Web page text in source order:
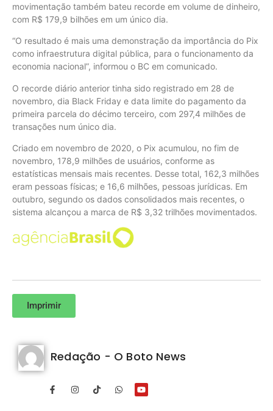
movimentação também bateu recorde em volume de dinheiro,
com R$ 179,9 bilhões em um único dia.
“O resultado é mais uma demonstração da importância do Pix
como infraestrutura digital pública, para o funcionamento da
economia nacional”, informou o BC em comunicado.
O recorde diário anterior tinha sido registrado em 28 de
novembro, dia Black Friday e data limite do pagamento da
primeira parcela do décimo terceiro, com 297,4 milhões de
transações num único dia.
Criado em novembro de 2020, o Pix acumulou, no fim de
novembro, 178,9 milhões de usuários, conforme as
estatísticas mensais mais recentes. Desse total, 162,3 milhões
eram pessoas físicas; e 16,6 milhões, pessoas jurídicas. Em
outubro, segundo os dados consolidados mais recentes, o
sistema alcançou a marca de R$ 3,32 trilhões movimentados.
Imprimir
Redação - O Boto News